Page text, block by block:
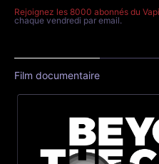
Rejoignez les 8000 abonnés du
chaque vendredi par email.
Film documentaire